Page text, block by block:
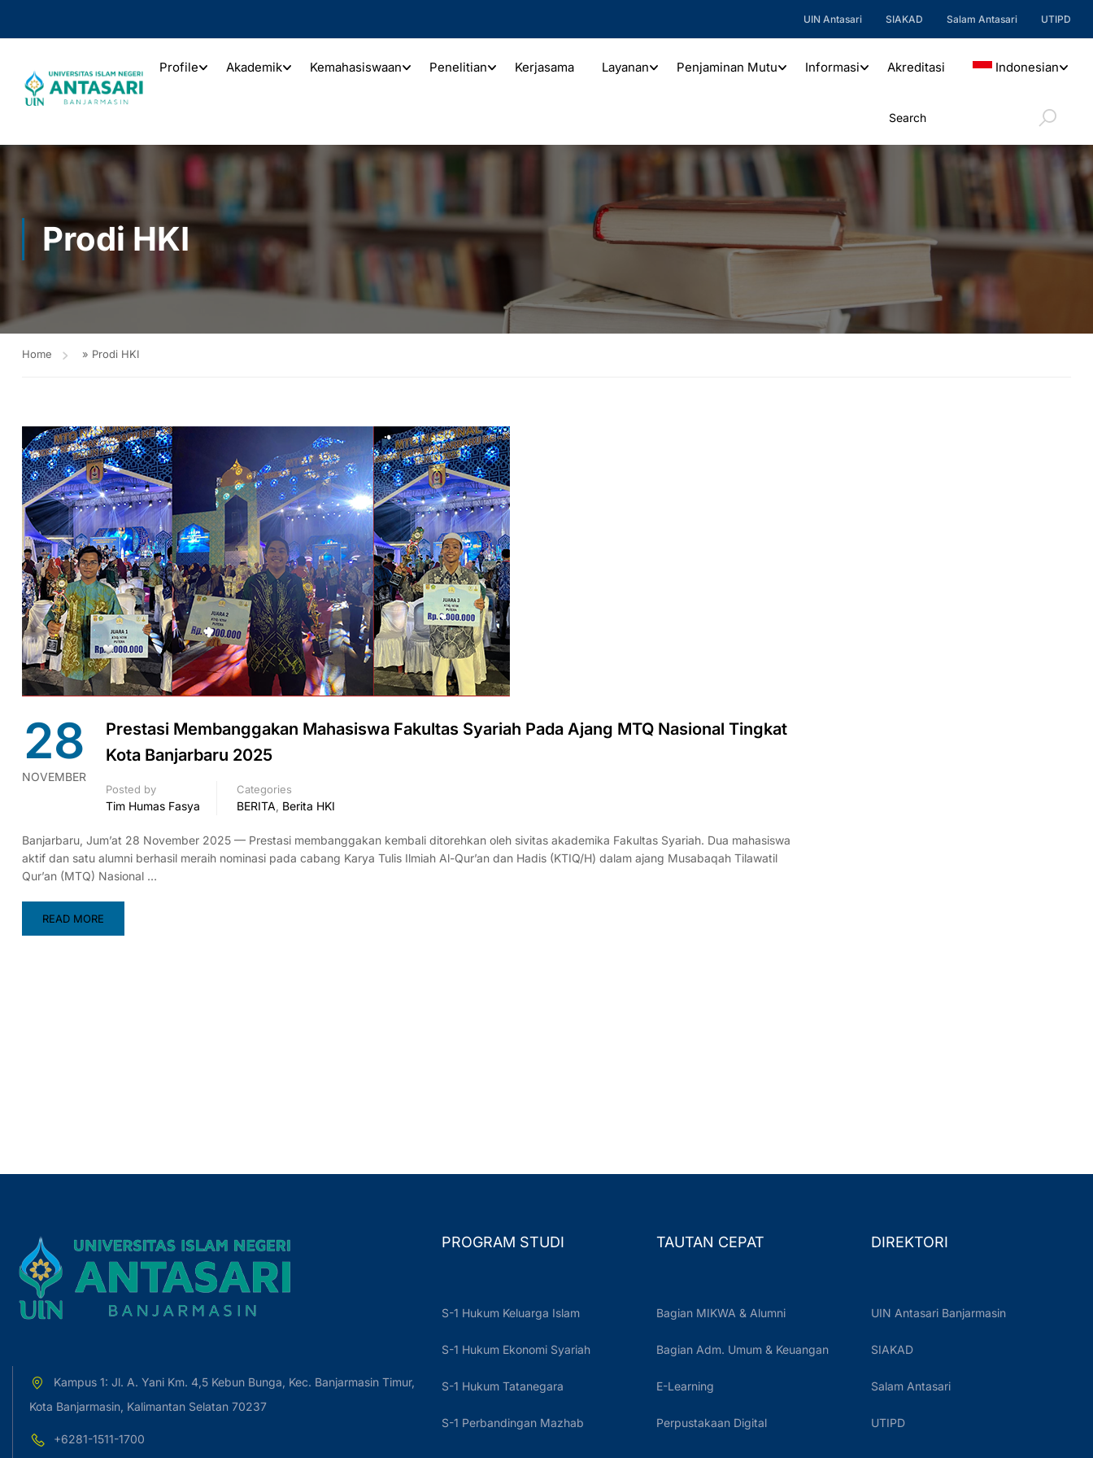
UIN Antasari SIAKAD Salam Antasari UTIPD
Profile Akademik Kemahasiswaan Penelitian Kerjasama Layanan Penjaminan Mutu Informasi Akreditasi Indonesian
Prodi HKI
Home » Prodi HKI
28
NOVEMBER
Prestasi Membanggakan Mahasiswa Fakultas Syariah Pada Ajang MTQ Nasional Tingkat
Kota Banjarbaru 2025
Posted by
Tim Humas Fasya
Categories
BERITA, Berita HKI
Banjarbaru, Jum’at 28 November 2025 — Prestasi membanggakan kembali ditorehkan oleh sivitas akademika Fakultas Syariah. Dua mahasiswa
aktif dan satu alumni berhasil meraih nominasi pada cabang Karya Tulis Ilmiah Al-Qur’an dan Hadis (KTIQ/H) dalam ajang Musabaqah Tilawatil
Qur’an (MTQ) Nasional …
READ MORE
Kampus 1: Jl. A. Yani Km. 4,5 Kebun Bunga, Kec. Banjarmasin Timur,
Kota Banjarmasin, Kalimantan Selatan 70237
+6281-1511-1700
PROGRAM STUDI
S-1 Hukum Keluarga Islam
S-1 Hukum Ekonomi Syariah
S-1 Hukum Tatanegara
S-1 Perbandingan Mazhab
TAUTAN CEPAT
Bagian MIKWA & Alumni
Bagian Adm. Umum & Keuangan
E-Learning
Perpustakaan Digital
DIREKTORI
UIN Antasari Banjarmasin
SIAKAD
Salam Antasari
UTIPD